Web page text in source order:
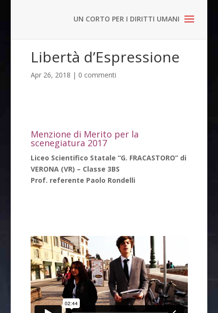
Libertà d’Espressione
Apr 26, 2018 | 0 commenti
Menzione di Merito per la
scenegiatura 2017
Liceo Scientifico Statale “G. FRACASTORO” di
VERONA (VR) – Classe 3BS
Prof. referente Paolo Rondelli